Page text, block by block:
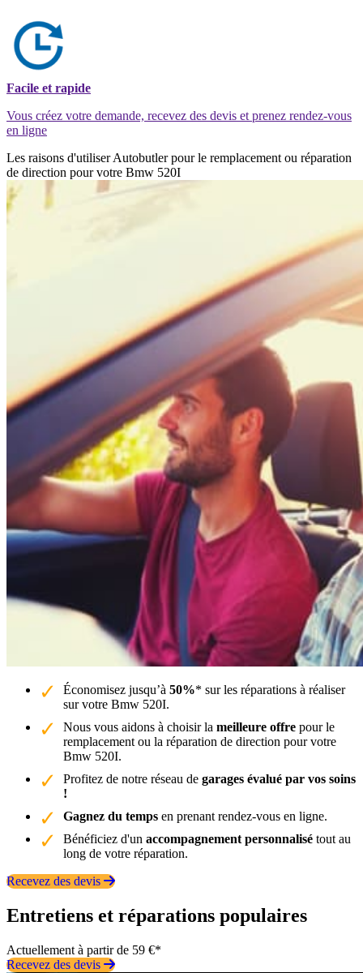
Facile et rapide
Vous créez votre demande, recevez des devis et prenez rendez-vous
en ligne
Les raisons d'utiliser Autobutler pour le remplacement ou réparation
de direction pour votre Bmw 520I
Économisez jusqu’à 50%* sur les réparations à réaliser
sur votre Bmw 520I.
Nous vous aidons à choisir la meilleure offre pour le
remplacement ou la réparation de direction pour votre
Bmw 520I.
Profitez de notre réseau de garages évalué par vos soins
!
Gagnez du temps en prenant rendez-vous en ligne.
Bénéficiez d'un accompagnement personnalisé tout au
long de votre réparation.
Recevez des devis
Entretiens et réparations populaires
Actuellement à partir de 59 €*
Recevez des devis